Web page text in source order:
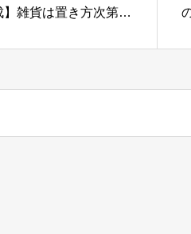
】雑貨は置き方次第で